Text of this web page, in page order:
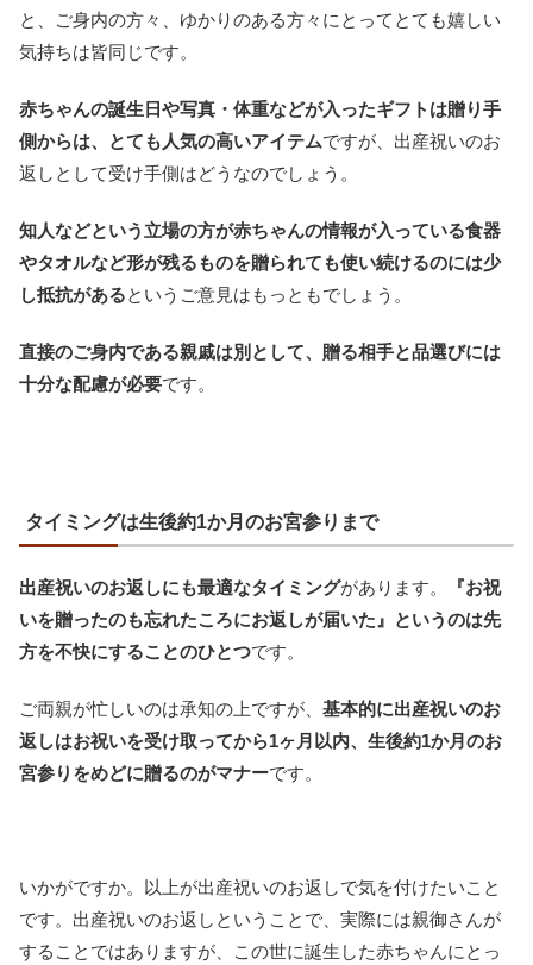
と、ご身内の方々、ゆかりのある方々にとってとても嬉しい
気持ちは皆同じです。
赤ちゃんの誕生日や写真・体重などが入ったギフトは贈り手
側からは、とても人気の高いアイテムですが、出産祝いのお
返しとして受け手側はどうなのでしょう。
知人などという立場の方が赤ちゃんの情報が入っている食器
やタオルなど形が残るものを贈られても使い続けるのには少
し抵抗があるというご意見はもっともでしょう。
直接のご身内である親戚は別として、贈る相手と品選びには
十分な配慮が必要です。
タイミングは生後約1か月のお宮参りまで
出産祝いのお返しにも最適なタイミングがあります。
『お祝
いを贈ったのも忘れたころにお返しが届いた』というのは先
方を不快にすることのひとつです。
ご両親が忙しいのは承知の上ですが、 基本的に出産祝いのお
返しはお祝いを受け取ってから1ヶ月以内、生後約1か月のお
宮参りをめどに贈るのがマナーです。
いかがですか。以上が出産祝いのお返しで気を付けたいこと
です。出産祝いのお返しということで、実際には親御さんが
することではありますが、この世に誕生した赤ちゃんにとっ